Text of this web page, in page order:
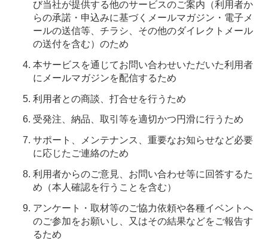
び当社が提供する他のサービスのご案内（利用者か
らの承諾・申込みに基づくメールマガジン・電子メ
ールの送信等、チラシ、その他のダイレクトメール
の送付を含む）のため
本サービスを通じてお問い合わせいただいた利用者
にメールマガジンを配信するため
利用者との商談、打合せを行うため
受発注、納品、取引等を適切かつ円滑に行うため
サポート、メンテナンス、重要なお知らせなど必要
に応じたご連絡のため
利用者からのご意見、お問い合わせ等に回答するた
め（本人確認を行うことを含む）
アンケート・取材等のご協力依頼や各種イベントへ
のご参加をお願いし、又はその結果などをご報告す
るため